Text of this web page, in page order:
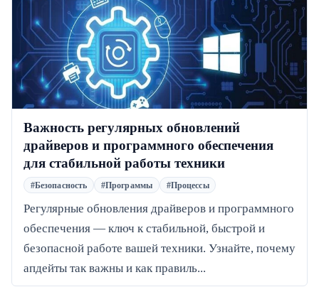
Важность регулярных обновлений
драйверов и программного обеспечения
для стабильной работы техники
#Безопасность #Программы #Процессы
Регулярные обновления драйверов и программного
обеспечения — ключ к стабильной, быстрой и
безопасной работе вашей техники. Узнайте, почему
апдейты так важны и как правиль...